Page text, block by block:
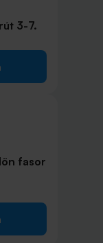
3-7.
fasor